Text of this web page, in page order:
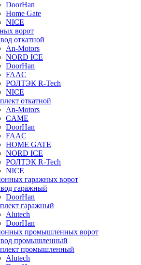
DoorHan
Home Gate
NICE
ворот
откатной
An-Motors
NORD ICE
DoorHan
FAAC
РОЛТЭК R-Tech
NICE
откатной
An-Motors
CAME
DoorHan
FAAC
HOME GATE
NORD ICE
РОЛТЭК R-Tech
NICE
гаражных ворот
гаражный
DoorHan
гаражный
Alutech
DoorHan
промышленных ворот
промышленный
промышленный
Alutech